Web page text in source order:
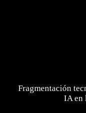
Fragmentación
IA en